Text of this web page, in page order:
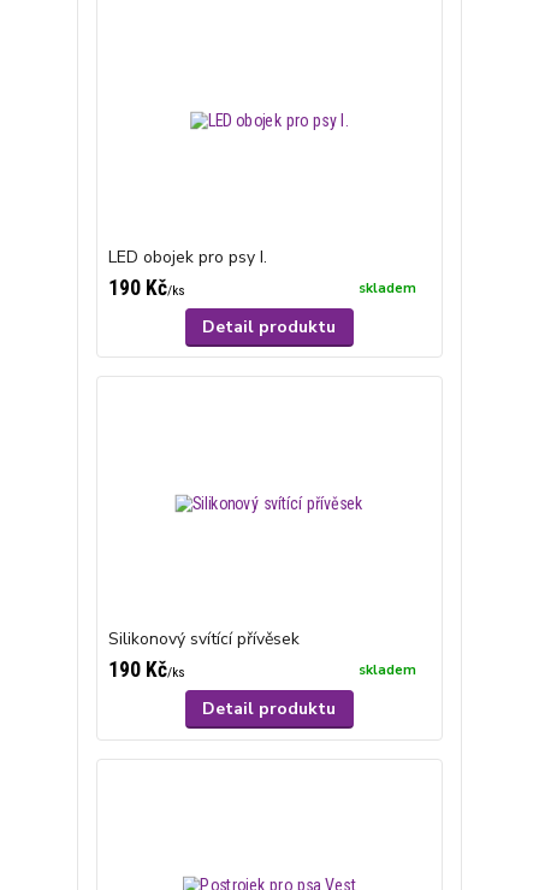
LED obojek pro psy I.
190 Kč/ks skladem
Detail produktu
Silikonový svítící přívěsek
190 Kč/ks skladem
Detail produktu